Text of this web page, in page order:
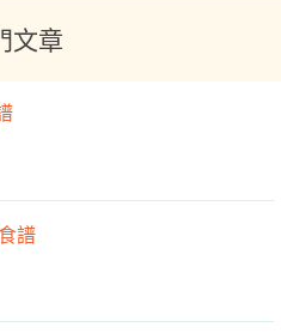
文章
譜